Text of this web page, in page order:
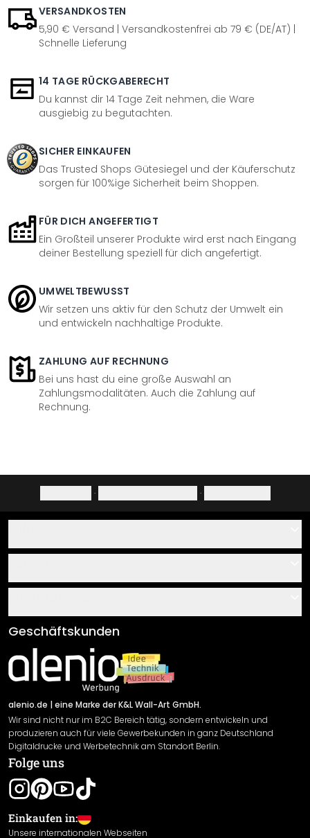
VERSANDKOSTEN
5,90 € Versand | Versandkostenfrei ab 79 € (DE/AT) |
Schnelle Lieferung
14 TAGE RÜCKGABERECHT
Du kannst dir 14 Tage Zeit nehmen, die Ware
ausgiebig zu begutachten.
SICHER EINKAUFEN
Das Trusted Shops Gütesiegel und der Käuferschutz
sorgen für 100%ige Sicherheit beim Shoppen.
FÜR DICH ANGEFERTIGT
Ein Großteil unserer Produkte wird erst nach Eingang
deiner Bestellung speziell für dich angefertigt.
UMWELTBEWUSST
Wir setzen uns aktiv für den Schutz der Umwelt ein
und entwickeln nachhaltige Produkte.
ZAHLUNG AUF RECHNUNG
Bei uns hast du eine große Auswahl an
Zahlungsmodalitäten. Auch die Zahlung auf
Rechnung.
· ·
Über uns
Klebe- und Montageanleitungen
Newsletter An-/Abmeldung
Sendungsverfolgung
AGB
Impressum
Versand & Zahlung
Rücksendung
Widerrufsrecht
Datenschutzerklärung
Gewährleistung
Leistungserklärung / CE-Zeichen
Cookie Einstellungen
Geschäftskunden
alenio.de | eine Marke der K&L Wall-Art GmbH.
Wir sind nicht nur im B2C Bereich tätig, sondern entwickeln und
produzieren auch für viele Gewerbekunden in ganz Deutschland
Digitaldrucke und Werbetechnik am Standort Berlin.
Folge uns
Einkaufen in:
Unsere internationalen Webseiten